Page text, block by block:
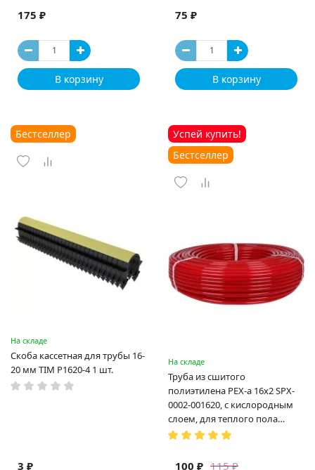
175 ₽
В корзину
75 ₽
В корзину
Бестселлер
На складе
Скоба кассетная для трубы 16-
20 мм TIM P1620-4 1 шт.
3 ₽
Успей купить!
Бестселлер
На складе
Труба из сшитого
полиэтилена PEX-a 16х2 SPX-
0002-001620, с кислородным
слоем, для теплого пола
(Испания)
115 ₽
100 ₽